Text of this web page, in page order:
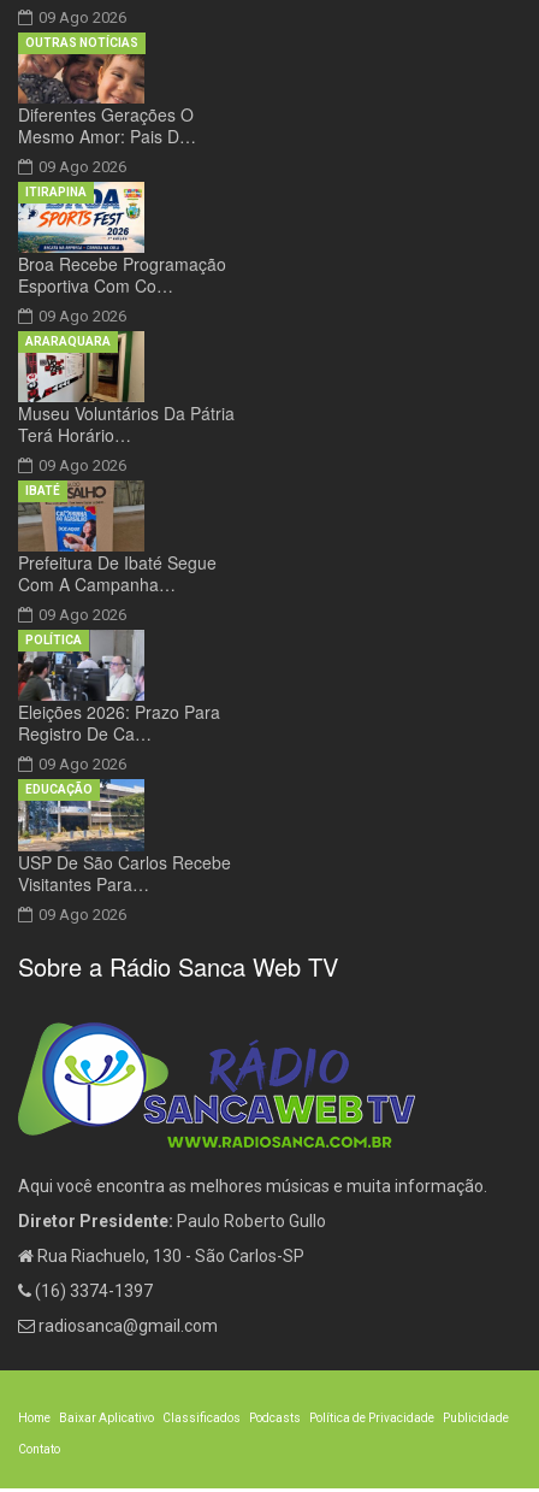
09 Ago 2026
Diferentes Gerações O
Mesmo Amor: Pais D…
09 Ago 2026
OUTRAS NOTÍCIAS
Broa Recebe Programação
Esportiva Com Co…
09 Ago 2026
ITIRAPINA
Museu Voluntários Da Pátria
Terá Horário…
09 Ago 2026
ARARAQUARA
Prefeitura De Ibaté Segue
Com A Campanha…
09 Ago 2026
IBATÉ
Eleições 2026: Prazo Para
Registro De Ca…
09 Ago 2026
POLÍTICA
USP De São Carlos Recebe
Visitantes Para…
09 Ago 2026
EDUCAÇÃO
Sobre a Rádio Sanca Web TV
Aqui você encontra as melhores músicas e muita informação.
Diretor Presidente: Paulo Roberto Gullo
Rua Riachuelo, 130 - São Carlos-SP
(16) 3374-1397
radiosanca@gmail.com
Home Baixar Aplicativo Classificados Podcasts Política de Privacidade Publicidade
Contato